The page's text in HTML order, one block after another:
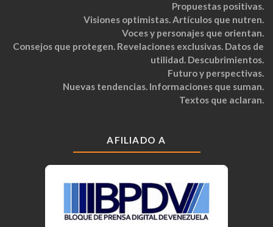
Propuestas positivas.
Visiones optimistas. Artículos que nutren.
Voces y personajes que orientan.
Consejos que protegen. Revelaciones exclusivas. Datos de
utilidad. Descubrimientos.
Futuro y perspectivas.
Nuevas tendencias. Informaciones que suman.
Textos que aclaran.
AFILIADO A